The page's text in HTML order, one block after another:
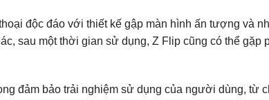
độc đáo với thiết kế gập màn hình ấn tượng và
sau một thời gian sử dụng, Z Flip cũng có thể gặp
đảm bảo trải nghiệm sử dụng của người dùng, từ